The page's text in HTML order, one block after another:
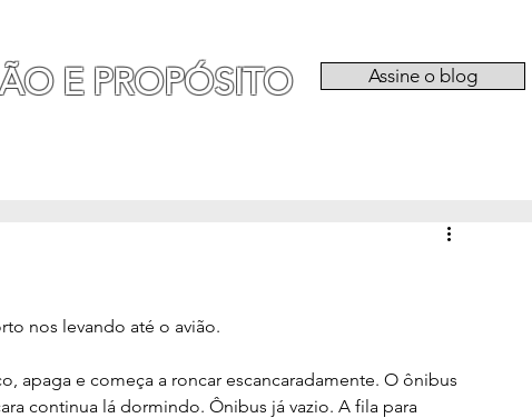
E PROPÓSITO Assine o blog
nos levando até o avião.
apaga e começa a roncar escancaradamente. O ônibus
continua lá dormindo. Ônibus já vazio. A fila para